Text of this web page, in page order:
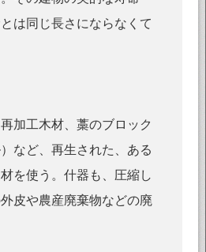
は同じ長さにならなくて
加工木材、藁のブロック
など、再生された、ある
を使う。什器も、圧縮し
皮や農産廃棄物などの廃